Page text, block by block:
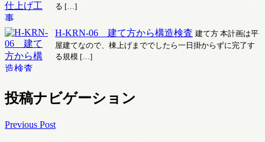
る […]
H-KRN-06 建て方から構造検査 建て方 本計画は平
屋建てなので、棟上げまででしたら一日掛からずに完了す
る規模 […]
投稿ナビゲーション
Previous Post